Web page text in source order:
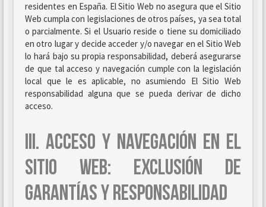
residentes en España. El Sitio Web no asegura que el Sitio
Web cumpla con legislaciones de otros países, ya sea total
o parcialmente. Si el Usuario reside o tiene su domiciliado
en otro lugar y decide acceder y/o navegar en el Sitio Web
lo hará bajo su propia responsabilidad, deberá asegurarse
de que tal acceso y navegación cumple con la legislación
local que le es aplicable, no asumiendo El Sitio Web
responsabilidad alguna que se pueda derivar de dicho
acceso.
III. ACCESO Y NAVEGACIÓN EN EL
SITIO WEB: EXCLUSIÓN DE
GARANTÍAS Y RESPONSABILIDAD